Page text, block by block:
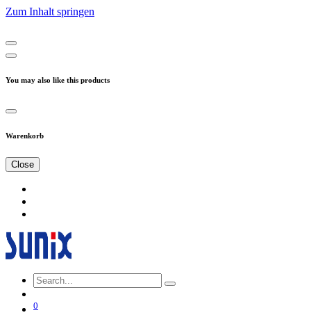
Zum Inhalt springen
You may also like this products
Warenkorb
Close
0